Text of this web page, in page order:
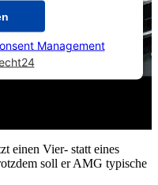
Management
einen Vier- statt eines
soll er AMG typische